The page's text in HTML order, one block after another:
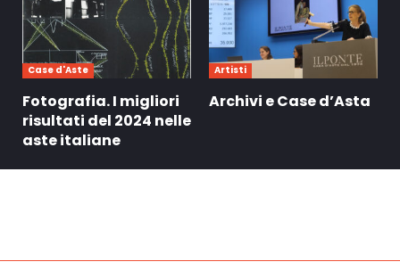
Case d'Aste
Fotografia. I migliori
risultati del 2024 nelle
aste italiane
Artisti
Archivi e Case d’Asta